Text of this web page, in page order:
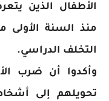
الأطفال الذين
منذ السنة الأولى
التخلف الدراسي.
وأكدوا أن ضرب
تحويلهم إلى